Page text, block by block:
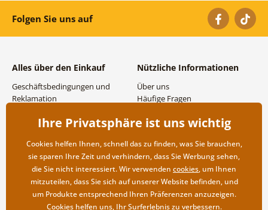
Folgen Sie uns auf
Alles über den Einkauf
Geschäftsbedingungen und
Reklamation
Versand- und
Rücksendung der Ware
Nützliche Informationen
Über uns
Häufige Fragen
Großhandel und
Ihre Privatsphäre ist uns wichtig
Cookies helfen Ihnen, schnell das zu finden, was Sie brauchen,
sie sparen Ihre Zeit und verhindern, dass Sie Werbung sehen,
die Sie nicht interessiert. Wir verwenden cookies, um Ihnen
mitzuteilen, dass Sie sich auf unserer Website befinden, und
um Produkte entsprechend Ihren Präferenzen anzuzeigen.
Cookies helfen uns, Ihr Surferlebnis zu verbessern.